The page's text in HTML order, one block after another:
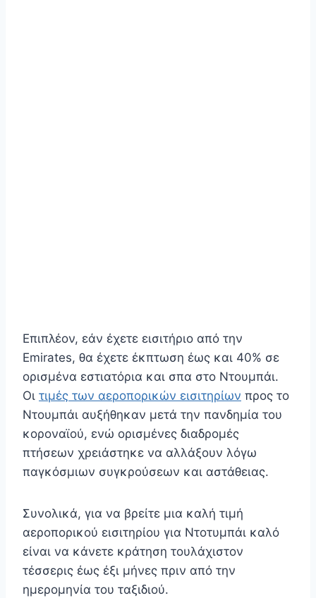
Επιπλέον, εάν έχετε εισιτήριο από την
Emirates, θα έχετε έκπτωση έως και 40% σε
ορισμένα εστιατόρια και σπα στο Ντουμπάι.
Οι τιμές των αεροπορικών εισιτηρίων προς το
Ντουμπάι αυξήθηκαν μετά την πανδημία του
κοροναϊού, ενώ ορισμένες διαδρομές
πτήσεων χρειάστηκε να αλλάξουν λόγω
παγκόσμιων συγκρούσεων και αστάθειας.
Συνολικά, για να βρείτε μια καλή τιμή
αεροπορικού εισιτηρίου για Ντοτυμπάι καλό
είναι να κάνετε κράτηση τουλάχιστον
τέσσερις έως έξι μήνες πριν από την
ημερομηνία του ταξιδιού.